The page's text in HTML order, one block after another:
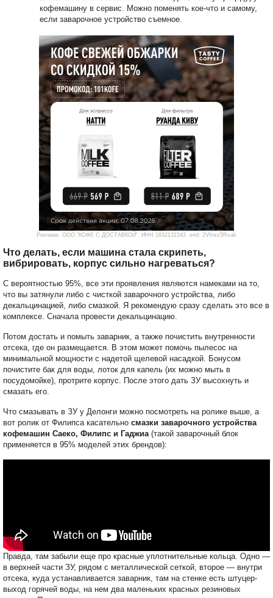
кофемашину в сервис. Можно поменять кое-что и самому,
если заварочное устройство съемное.
Реклама. ООО "КОФЕ С ДОСТАВКОЙ", ИНН 1832131543. erid: 2Vfnxx5Rxak
Что делать, если машина стала скрипеть,
вибрировать, корпус сильно нагреваться?
С вероятностью 95%, все эти проявления являются намеками на то,
что вы затянули либо с чисткой заварочного устройства, либо
декальцинацией, либо смазкой. Я рекомендую сразу сделать это все в
комплексе. Сначала провести декальцинацию.
Потом достать и помыть заварник, а также почистить внутренности
отсека, где он размещается. В этом может помочь пылесос на
минимальной мощности с надетой щелевой насадкой. Бонусом
почистите бак для воды, лоток для капель (их можно мыть в
посудомойке), протрите корпус. После этого дать ЗУ высохнуть и
смазать его.
Что смазывать в ЗУ у Делонги можно посмотреть на ролике выше, а
вот ролик от Филипса касательно смазки заварочного устройства
кофемашин Саеко, Филипс и Гаджиа (такой заварочный блок
применяется в 95% моделей этих брендов):
Правда, там забыли еще про красные уплотнительные кольца. Одно —
в верхней части ЗУ, рядом с металлической сеткой, второе — внутри
отсека, куда устанавливается заварник, там на стенке есть штуцер-
выход горячей воды, на нем два маленьких красных резиновых